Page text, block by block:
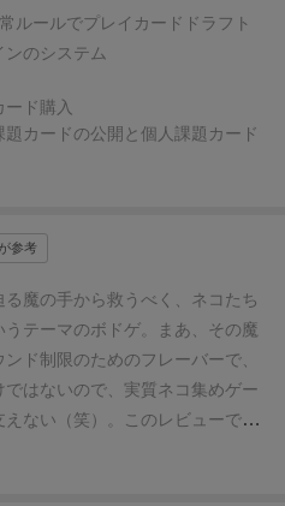
度パスするとそのラウンドでは
はできません。
分にある小さ目の宝石を取得する
重な大きい宝石を取得する
できます。
冒頭で書いた通り猫は同じ色でま
隣接している猫と同じ色になり
まんまカメレオンだな。更にオシ
多いので、基本的にはドラフト
がいいと思います。 紫色のカー
グで使える即時効果のカードで
お金がもらえたり、カードをド
ルとドラフトの塩梅が秀逸この
ーナスカードがかなり強い。そ
きでパズルを組む。かといって
りすぎると猫が取れないのでボー
・和訳のハードル
りづらい。ここさえ上手く乗り
ススメの中重量級作品になっただ
が出たら多分買い直すと思う。
と持ってる人の少なさがネック
機会があるならぜひ遊んで欲し
達に癒やされて欲しい。
とることになりインタラクショ
ームバランス(その他)
まくやりくりする感覚が薄い。
ドラフト感を取り入れていると
でプレイしましたが、テラフォは
悩ましさがありワクワク感があ
りました。
いなら、4.5ラウンドまで貯めて
じて対応できるので強いと感じま
ちになってしまいゲーム性として
じます。
④総括
軽いプレイ感
テムを味わえるという点では優
が、オーディンの祝祭、テラフ
の観点は共感できませんでした。
想】
プレイした感想としては、
なカードゲームとしての印象が
今回、圧倒的な点数で勝利した人が
取込み/達成して勝ったので、タイ
全制圧しました。
らの有用なものを上手く取り込ま
実、目標カードを自前で揃えて
構築/達成していく事が重要で、
ィア」にも似てるなーと思いま
は完全敗北です。(終了時の個人ボ
なタイルを集めたのですが隙間が
ドリ色の猫と赤色の猫だけにし
ルールでプレイ カードドラフト
ンのシステム
ド購入
題カードの公開と個人課題カード
、猫の救出
返す
前後プレイ時は猫で60点、共通
個人課題で40点くらい、レア宝物
ィ20点くらいの計100点ちょっ
点くらいだったので結構接戦だっ
ドの購入と猫の救出のバランス、
るかの取捨選択。
決まるので全員埋め方が変わ
が参考
魔の手から救うべく、ネコたち
テーマのボドゲ。
まあ、その魔
ド制限のためのフレーバーで、
はないので、実質ネコ集めゲー
ない（笑）。
このレビューでは
紹介していく。
るカラフルな猫タイル。５～６